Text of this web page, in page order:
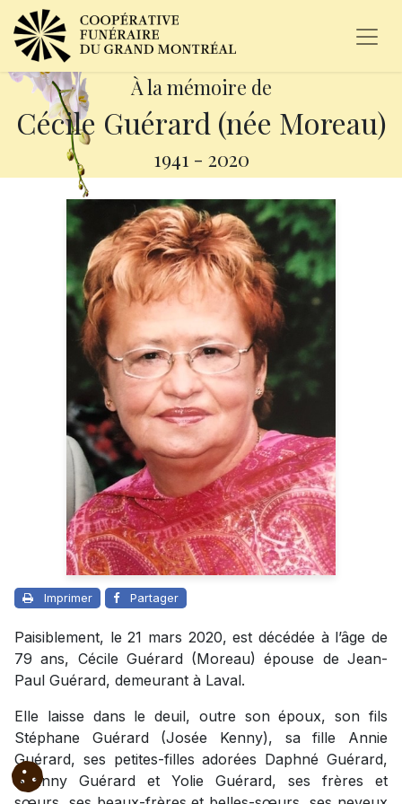
À la mémoire de
Cécile Guérard (née Moreau)
1941 - 2020
Imprimer Partager
Paisiblement, le 21 mars 2020, est décédée à l’âge de
79 ans, Cécile Guérard (Moreau) épouse de Jean-
Paul Guérard, demeurant à Laval.
Elle laisse dans le deuil, outre son époux, son fils
Stéphane Guérard (Josée Kenny), sa fille Annie
Guérard, ses petites-filles adorées Daphné Guérard,
Shanny Guérard et Yolie Guérard, ses frères et